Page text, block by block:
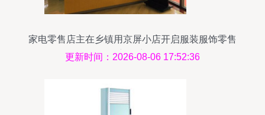
家电零售店主在乡镇用京屏小店开启服装服饰零售
新篇章
更新时间：2026-08-06 17:52:36